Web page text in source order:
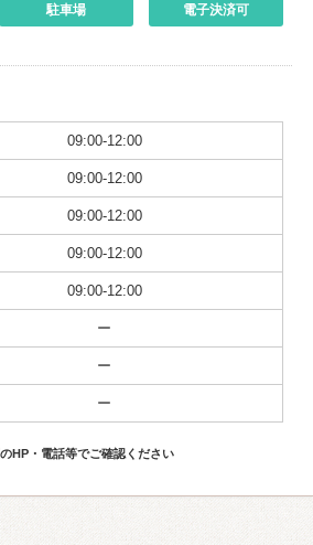
駐車場 電子決済可
09:00-12:00
09:00-12:00
09:00-12:00
09:00-12:00
09:00-12:00
ー
ー
ー
HP・電話等でご確認ください